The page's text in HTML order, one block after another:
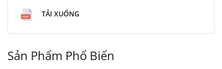
TẢI XUỐNG
Sản Phẩm Phổ Biến